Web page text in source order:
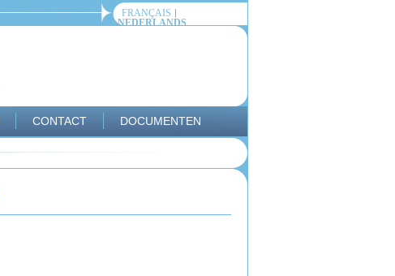
FRANÇAIS
NEDERLANDS
CONTACT DOCUMENTEN